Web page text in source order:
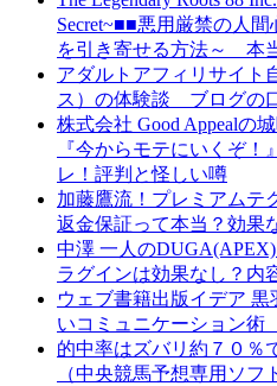
Secret~■■悪用厳禁の人
を引き寄せる方法～ 本
アダルトアフィリサイト
ス）の体験談 ブログの
株式会社 Good Appealの
『今からモテにいくぞ
レ！評判と怪しい噂
加藤鷹流！プレミアムテ
返金保証って本当？効果
中澤 一人の
ラグインは効果なし？内
ウェブ書籍出版イデア
いコミュニケーション術
的中率はズバリ約７０
（中央競馬予想専用ソ